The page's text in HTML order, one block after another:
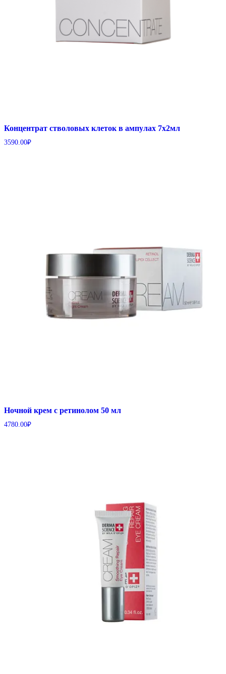
Концентрат стволовых клеток в ампулах 7х2мл
3590.00₽
Ночной крем с ретинолом 50 мл
4780.00₽